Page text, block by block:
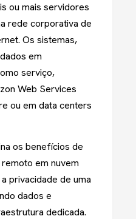
ou mais servidores
rede corporativa de
Os sistemas,
em
serviço,
Web Services
ou em data centers
os benefícios de
em nuvem
privacidade de uma
dados e
dedicada.